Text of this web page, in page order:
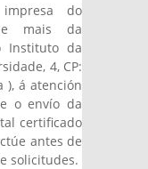
do
mais da
Instituto da
4, CP:
), á atención
o envío da
certificado
antes de
solicitudes.